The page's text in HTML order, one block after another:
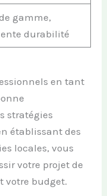
gamme,
durabilité
en tant
stratégies
établissant des
locales, vous
votre projet de
votre budget.